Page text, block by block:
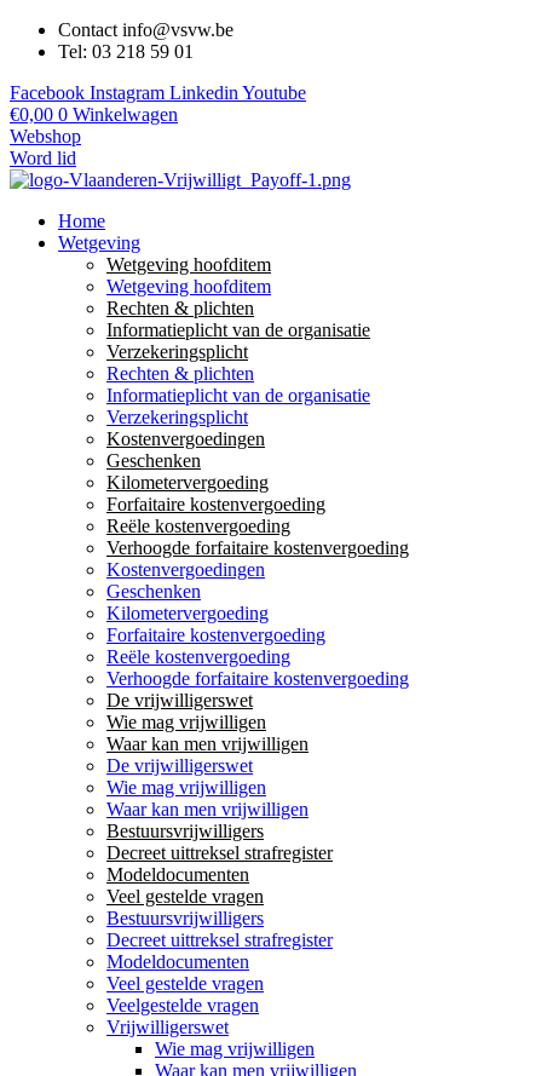
Contact info@vsvw.be
Tel: 03 218 59 01
Facebook Instagram Linkedin Youtube
€0,00 0 Winkelwagen
Webshop
Word lid
Home
Wetgeving
Wetgeving hoofditem
Wetgeving hoofditem
Rechten & plichten
Informatieplicht van de organisatie
Verzekeringsplicht
Rechten & plichten
Informatieplicht van de organisatie
Verzekeringsplicht
Kostenvergoedingen
Geschenken
Kilometervergoeding
Forfaitaire kostenvergoeding
Reële kostenvergoeding
Verhoogde forfaitaire kostenvergoeding
Kostenvergoedingen
Geschenken
Kilometervergoeding
Forfaitaire kostenvergoeding
Reële kostenvergoeding
Verhoogde forfaitaire kostenvergoeding
De vrijwilligerswet
Wie mag vrijwilligen
Waar kan men vrijwilligen
De vrijwilligerswet
Wie mag vrijwilligen
Waar kan men vrijwilligen
Bestuursvrijwilligers
Decreet uittreksel strafregister
Modeldocumenten
Veel gestelde vragen
Bestuursvrijwilligers
Decreet uittreksel strafregister
Modeldocumenten
Veel gestelde vragen
Veelgestelde vragen
Vrijwilligerswet
Wie mag vrijwilligen
Waar kan men vrijwilligen